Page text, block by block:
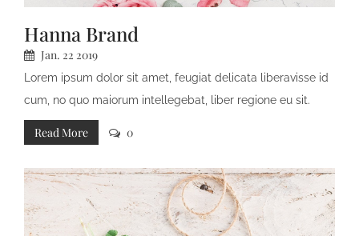
Hanna Brand
Jan. 22 2019
Lorem ipsum dolor sit amet, feugiat delicata liberavisse id
cum, no quo maiorum intellegebat, liber regione eu sit.
Mea cu case ludus integre, vide viderer eleifend ex mea.
His at soluta regione
Read More 0